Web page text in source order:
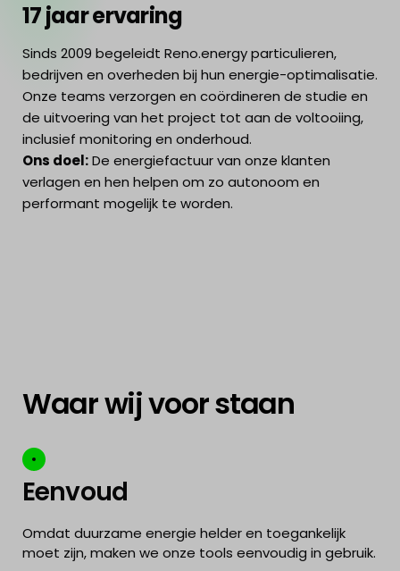
17 jaar ervaring
Sinds 2009 begeleidt Reno.energy particulieren,
bedrijven en overheden bij hun energie-optimalisatie.
Onze teams verzorgen en coördineren de studie en
de uitvoering van het project tot aan de voltooiing,
inclusief monitoring en onderhoud.
Ons doel:De energiefactuur van onze klanten
verlagen en hen helpen om zo autonoom en
performant mogelijk te worden.
Waar wij voor staan
Eenvoud
Omdat duurzame energie helder en toegankelijk
moet zijn, maken we onze tools eenvoudig in gebruik.